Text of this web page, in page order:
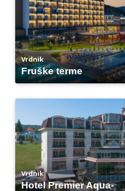
Vrdnik
Fruške terme
Vrdnik
Hotel Premier Aqua-